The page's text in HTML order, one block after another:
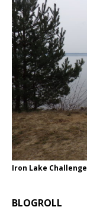
Iron Lake Challenge
BLOGROLL